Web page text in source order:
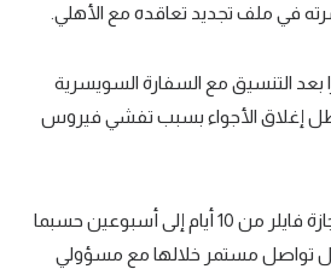
في ملف تجديد تعاقده مع الأهلي.
بعد التنسيق مع السفارة السويسرية
إغلاق الأجواء بسبب تفشي فيروس
ومن المنتظر أن تستمر إجازة فايلر من 10 أيام إلى أسبوعين حسبما
تواصل مستمر خلالها مع مسؤولي